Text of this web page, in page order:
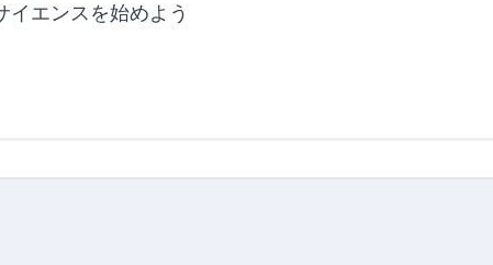
イエンスを始めよう